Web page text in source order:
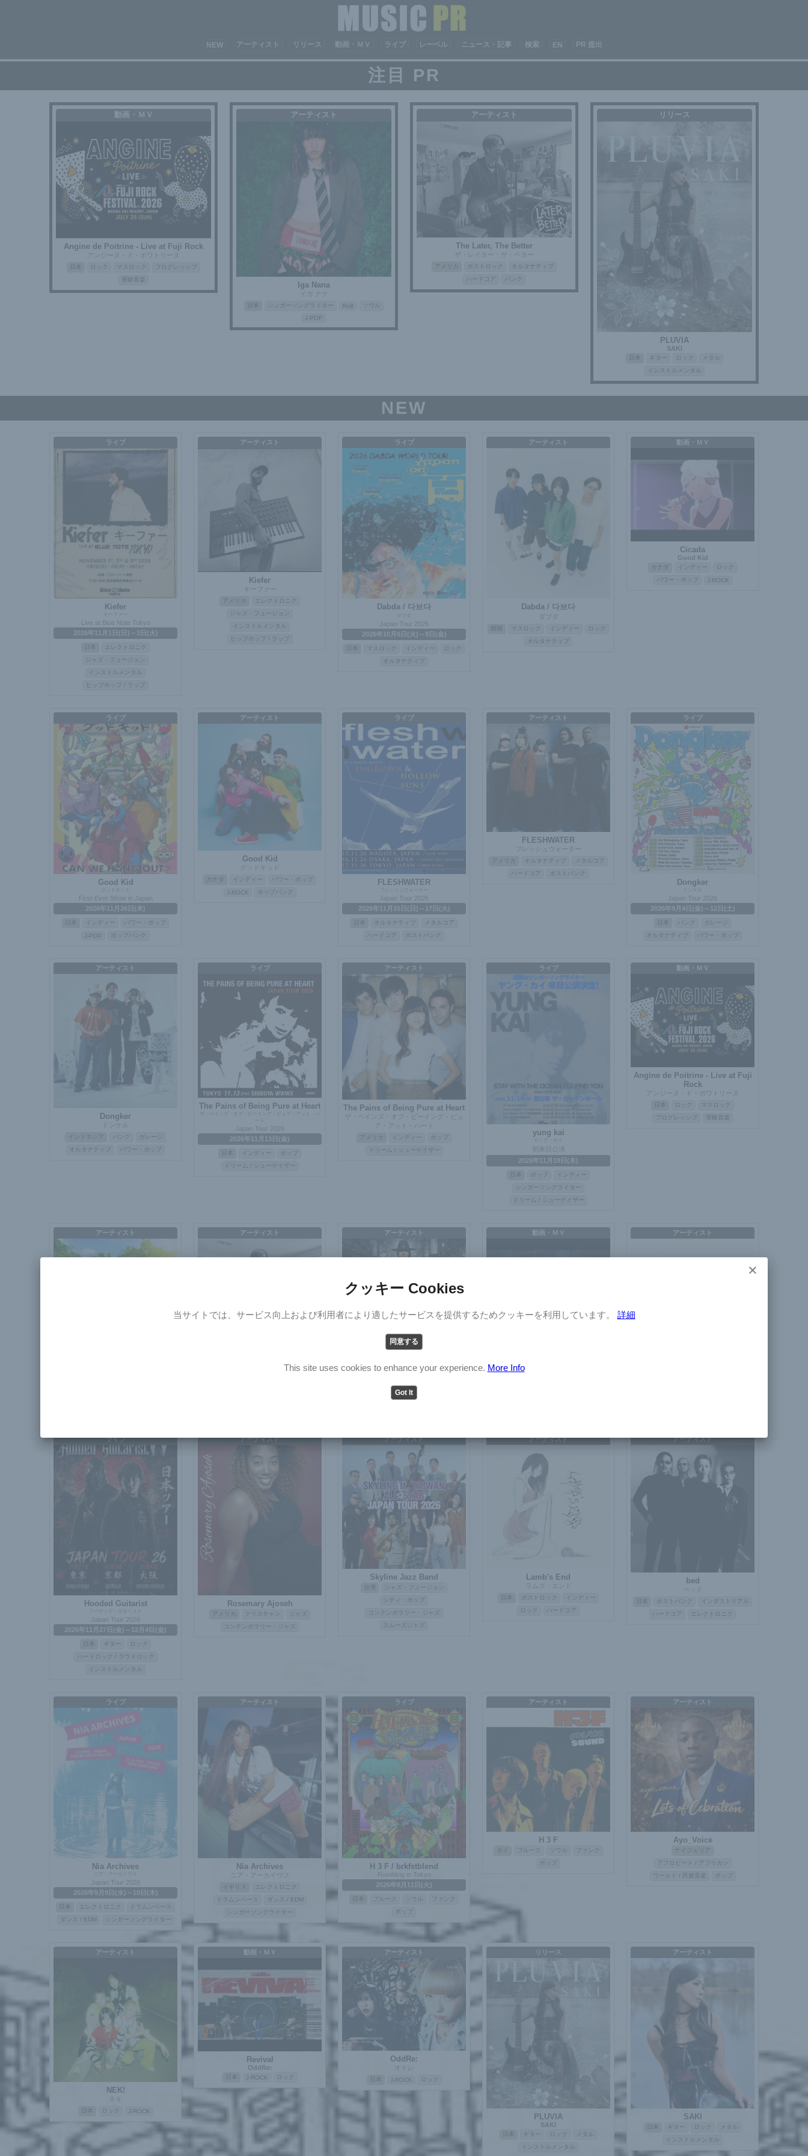
NEW アーティスト リリース 動画・ＭＶ ライブ レーベル ニュース・記事 検索 EN PR 提出
注目 PR
動画・ＭＶ
Angine de Poitrine - Live at Fuji Rock
アンジーヌ・ド・ポワトリーヌ
ロック マスロック
プログレッシブ
実験音楽
アーティスト
Iga Nana
イガ ナナ
シンガーソングライター RnB
ソウル
J-POP
アーティスト
The Later, The Better
ザ・レイター・ザ・ベター
アメリカ ポストロック
オルタナティブ
ハードコア
パンク
リリース
PLUVIA
SAKI
ギター ロック
メタル
インストルメンタル
NEW
ライブ
Kiefer
Live at Blue Note Tokyo
2026年11月1日(日)～3日(火)
エレクトロニク
ジャズ・フュージョン
インストルメンタル
ヒップホップ / ラップ
アーティスト
Kiefer
キーファー
アメリカ
エレクトロニク
ジャズ・フュージョン
インストルメンタル
ヒップホップ / ラップ
ライブ
Dabda / 다브다
ダブダ
Japan Tour 2026
2026年10月6日(火)～9日(金)
マスロック インディー
ロック
オルタナティブ
アーティスト
Dabda / 다브다
ダブダ
マスロック インディー
ロック
オルタナティブ
動画・ＭＶ
Cicada
Good Kid
カナダ インディー
ロック
パワー・ポップ
J-ROCK
ライブ
Good Kid
First-Ever Show in Japan
2026年11月26日(木)
インディー
パワー・ポップ
J-POP
ポップパンク
アーティスト
Good Kid
グッドキッド
カナダ インディー
パワー・ポップ
J-ROCK
ポップパンク
ライブ
FLESHWATER
フレッシュウォーター
Japan Tour 2026
2026年11月15日(日)～17日(火)
オルタナティブ
メタルコア
ハードコア
ポストパンク
アーティスト
FLESHWATER
フレッシュウォーター
アメリカ オルタナティブ
メタルコア
ハードコア
ポストパンク
ライブ
Dongker
Japan Tour 2026
2026年9月4日(金)～12日(土)
パンク
ガレージ
オルタナティブ
パワー・ポップ
アーティスト
Dongker
ドンケル
インドネシア パンク
ガレージ
オルタナティブ
パワー・ポップ
ライブ
The Pains of Being Pure at Heart
Japan Tour 2026
2026年11月13日(金)
インディー
ポップ
ドリーム / シューゲイザー
アーティスト
The Pains of Being Pure at Heart
ザ・ペインズ・オブ・ビーイング・ピュ
ア・アット・ハート
アメリカ インディー
ポップ
ドリーム / シューゲイザー
ライブ
yung kai
初来日公演
2026年11月19日(木)
ポップ
インディー
シンガーソングライター
ドリーム / シューゲイザー
動画・ＭＶ
Angine de Poitrine - Live at Fuji
Rock
アンジーヌ・ド・ポワトリーヌ
ロック
マスロック
プログレッシブ
実験音楽
アーティスト アーティスト
ハードコア パンク
アーティスト
Don ali The Masthaz
J-POP
動画・ＭＶ
ボサノバ
アーティスト
ライブ
Hooded Guitarist
フーデッド・ギタリスト
Japan Tour 2026
2026年11月27日(金)～12月4日(金)
ギター
ロック
ハードロック / ラウドロック
インストルメンタル
アーティスト
Rosemary Ajoseh
アメリカ クリスチャン
ジャズ
コンテンポラリー・ジャズ
アーティスト
Skyline Jazz Band
台湾
ジャズ・フュージョン
シティ・ポップ
コンテンポラリー・ジャズ
スムーズジャズ
アーティスト
Lamb's End
ラムズ・エンド
ポストロック
インディー
ロック
ハードコア
アーティスト
bed
ベッド
ポストパンク
インダストリアル
ハードコア
エレクトロニク
ライブ
Nia Archives
Japan Tour 2026
2026年9月9日(水)～10日(木)
エレクトロニク
ドラムンベース
ダンス / EDM
シンガーソングライター
アーティスト
Nia Archives
ニア・アーカイヴス
イギリス
エレクトロニク
ドラムンベース
ダンス / EDM
シンガーソングライター
ライブ
H 3 F / brkfstblend
Rumbling in Tokyo
2026年8月11日(火)
ブルース ソウル
ファンク
ポップ
アーティスト
H 3 F
タイ ブルース ソウル
ファンク
ポップ
アーティスト
Ayo_Voice
ナイジェリア
アフロビート / アフリカン
ワールド / 民族音楽
ポップ
アーティスト
NEK!
ネキ
ロック J-ROCK
動画・ＭＶ
Revival
OddRe:
J-ROCK ロック
アーティスト
OddRe:
オドレ
J-ROCK ロック
リリース
PLUVIA
SAKI
ギター ロック
メタル
インストルメンタル
アーティスト
SAKI
ギター ロック
メタル
インストルメンタル
×
Select Version
×
クッキー Cookies
当サイトでは、サービス向上および利用者により適したサービスを提供するためクッキーを利用しています。 詳細
同意する
This site uses cookies to enhance your experience. More Info
Got It